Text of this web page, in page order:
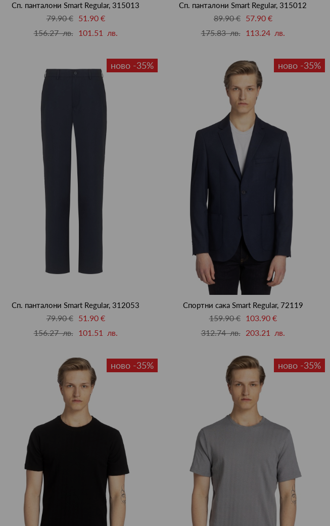
Сп. панталони Smart Regular, 315013
79.90 €
51.90 €
156.27 лв.
101.51 лв.
Сп. панталони Smart Regular, 315012
89.90 €
57.90 €
175.83 лв.
113.24 лв.
ново -35%
Сп. панталони Smart Regular, 312053
79.90 €
51.90 €
156.27 лв.
101.51 лв.
ново -35%
Спортни сака Smart Regular, 72119
159.90 €
103.90 €
312.74 лв.
203.21 лв.
ново -35% ново -35%